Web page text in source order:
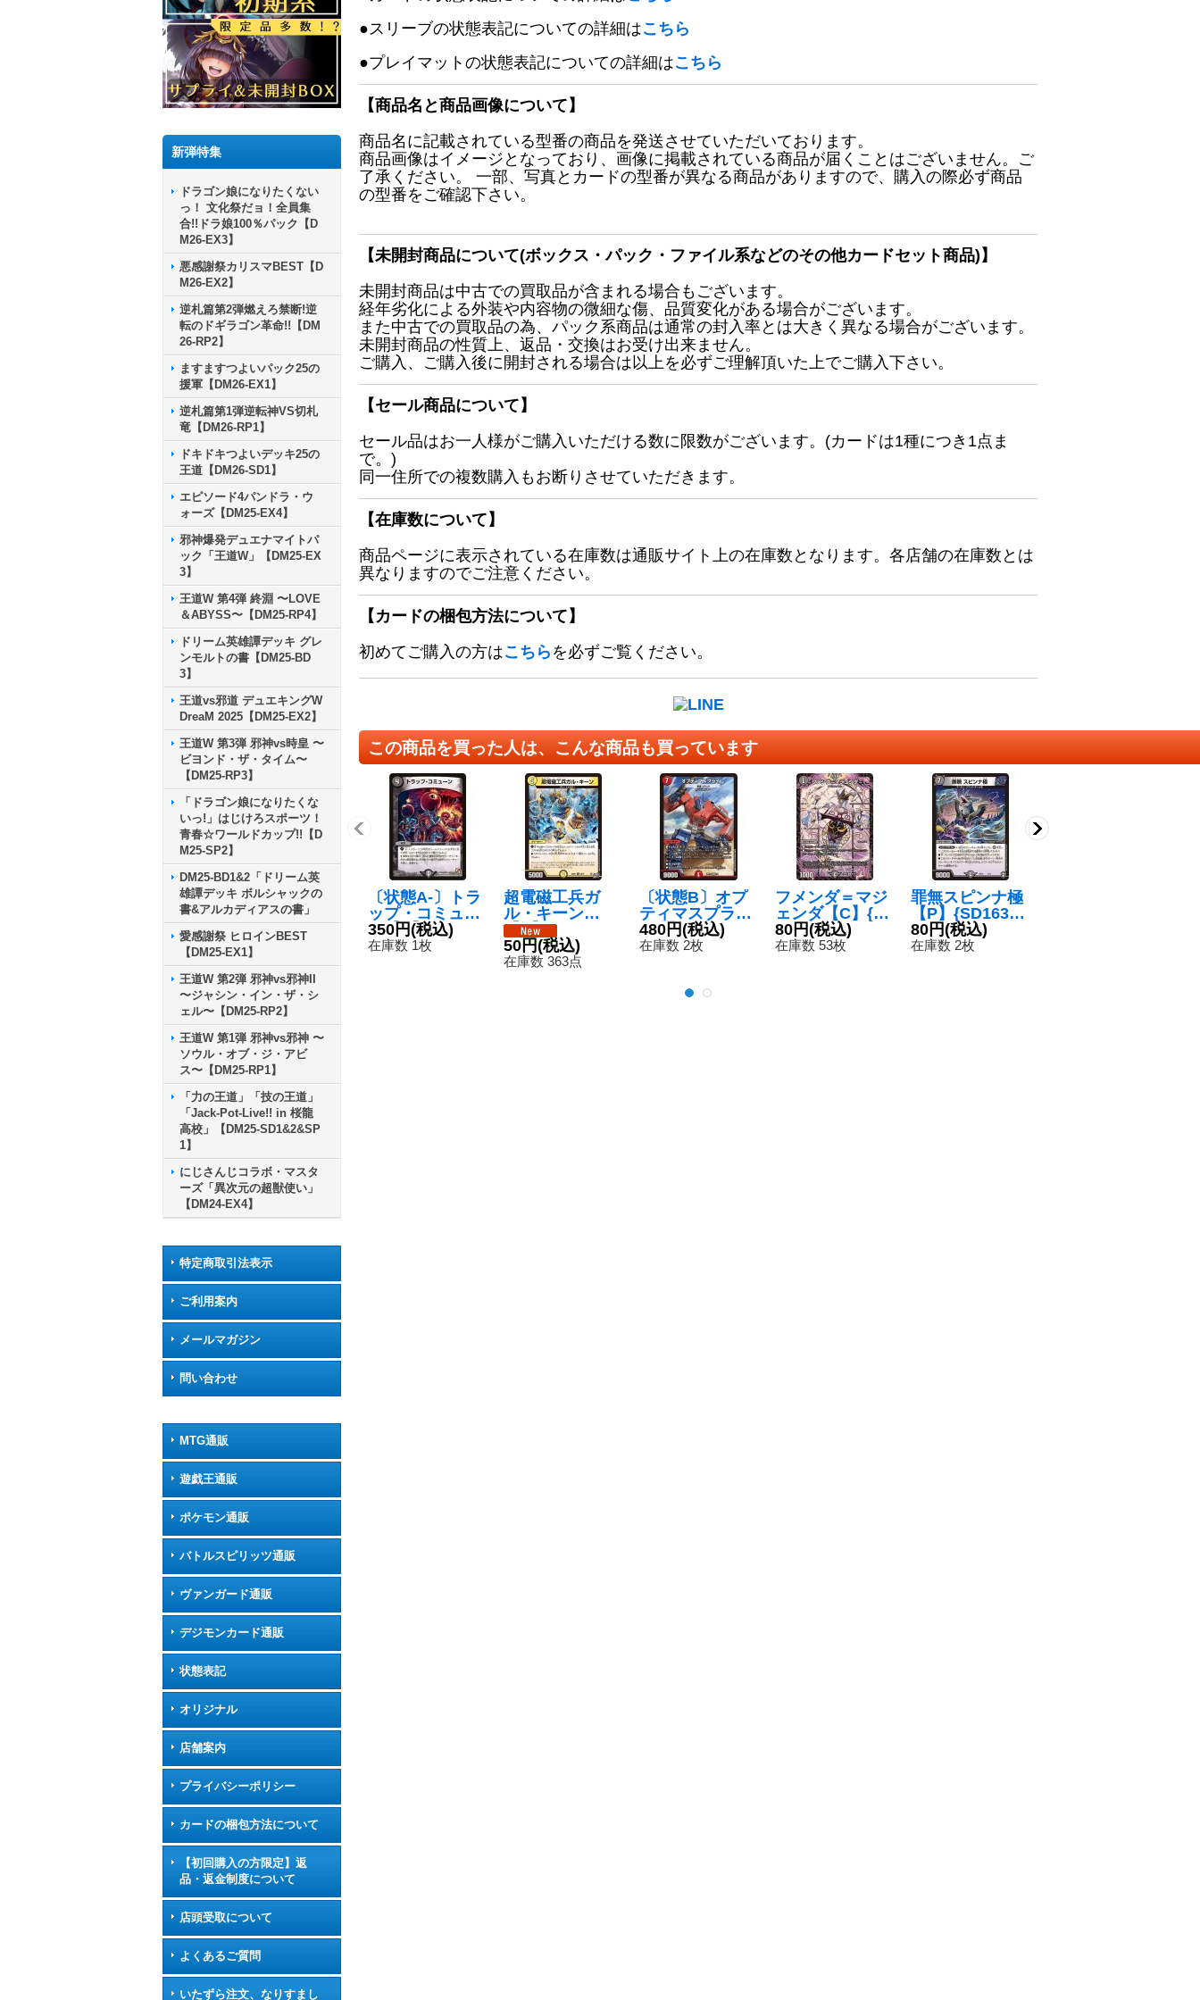
新弾特集
ドラゴン娘になりたくない
っ！ 文化祭だョ！全員集
合!!ドラ娘100％パック【D
M26-EX3】
悪感謝祭カリスマBEST【D
M26-EX2】
逆札篇第2弾燃えろ禁断!逆
転のドギラゴン革命!!【DM
26-RP2】
ますますつよいパック25の
援軍【DM26-EX1】
逆札篇第1弾逆転神VS切札
竜【DM26-RP1】
ドキドキつよいデッキ25の
王道【DM26-SD1】
エピソード4パンドラ・ウ
ォーズ【DM25-EX4】
邪神爆発デュエナマイトパ
ック「王道W」【DM25-EX
3】
王道W 第4弾 終淵 〜LOVE
＆ABYSS〜【DM25-RP4】
ドリーム英雄譚デッキ グレ
ンモルトの書【DM25-BD
3】
王道vs邪道 デュエキングW
DreaM 2025【DM25-EX2】
王道W 第3弾 邪神vs時皇 〜
ビヨンド・ザ・タイム〜
【DM25-RP3】
「ドラゴン娘になりたくな
いっ!」はじけろスポーツ！
青春☆ワールドカップ!!【D
M25-SP2】
DM25-BD1&2「ドリーム英
雄譚デッキ ボルシャックの
書&アルカディアスの書」
愛感謝祭 ヒロインBEST
【DM25-EX1】
王道W 第2弾 邪神vs邪神II
〜ジャシン・イン・ザ・シ
ェル〜【DM25-RP2】
王道W 第1弾 邪神vs邪神 〜
ソウル・オブ・ジ・アビ
ス〜【DM25-RP1】
「力の王道」「技の王道」
「Jack-Pot-Live!! in 桜龍
高校」【DM25-SD1&2&SP
1】
にじさんじコラボ・マスタ
ーズ「異次元の超獣使い」
【DM24-EX4】
特定商取引法表示
ご利用案内
メールマガジン
問い合わせ
MTG通販
遊戯王通販
ポケモン通販
バトルスピリッツ通販
ヴァンガード通販
デジモンカード通販
状態表記
オリジナル
店舗案内
プライバシーポリシー
カードの梱包方法について
【初回購入の方限定】返
品・返金制度について
店頭受取について
よくあるご質問
いたずら注文、なりすまし
●スリーブの状態表記についての詳細はこちら
●プレイマットの状態表記についての詳細はこちら
【商品名と商品画像について】
商品名に記載されている型番の商品を発送させていただいております。
商品画像はイメージとなっており、画像に掲載されている商品が届くことはございません。ご
了承ください。 一部、写真とカードの型番が異なる商品がありますので、購入の際必ず商品
の型番をご確認下さい。
【未開封商品について(ボックス・パック・ファイル系などのその他カードセット商品)】
未開封商品は中古での買取品が含まれる場合もございます。
経年劣化による外装や内容物の微細な傷、品質変化がある場合がございます。
また中古での買取品の為、パック系商品は通常の封入率とは大きく異なる場合がございます。
未開封商品の性質上、返品・交換はお受け出来ません。
ご購入、ご購入後に開封される場合は以上を必ずご理解頂いた上でご購入下さい。
【セール商品について】
セール品はお一人様がご購入いただける数に限数がございます。(カードは1種につき1点ま
で。)
同一住所での複数購入もお断りさせていただきます。
【在庫数について】
商品ページに表示されている在庫数は通販サイト上の在庫数となります。各店舗の在庫数とは
異なりますのでご注意ください。
【カードの梱包方法について】
初めてご購入の方はこちら を必ずご覧ください。
この商品を買った人は、こんな商品も買っています
〔状態A-〕トラ
ップ・コミュー
ン【R】{DMX0
89/37}《闇》
350円(税込)
在庫数 1枚
超電磁工兵ガ
ル・キーン
【U】{26RP12
8/77}《光》
50円(税込)
在庫数 363点
〔状態B〕オプ
ティマスプライ
ム/罰怒ブランド
【MAS】{ART1
480円(税込)
在庫数 2枚
フメンダ＝マジ
ェンダ【C】{24
RP466/76}
《闇》
80円(税込)
在庫数 53枚
罪無スピンナ極
【P】{SD163/1
4}《闇》
80円(税込)
在庫数 2枚